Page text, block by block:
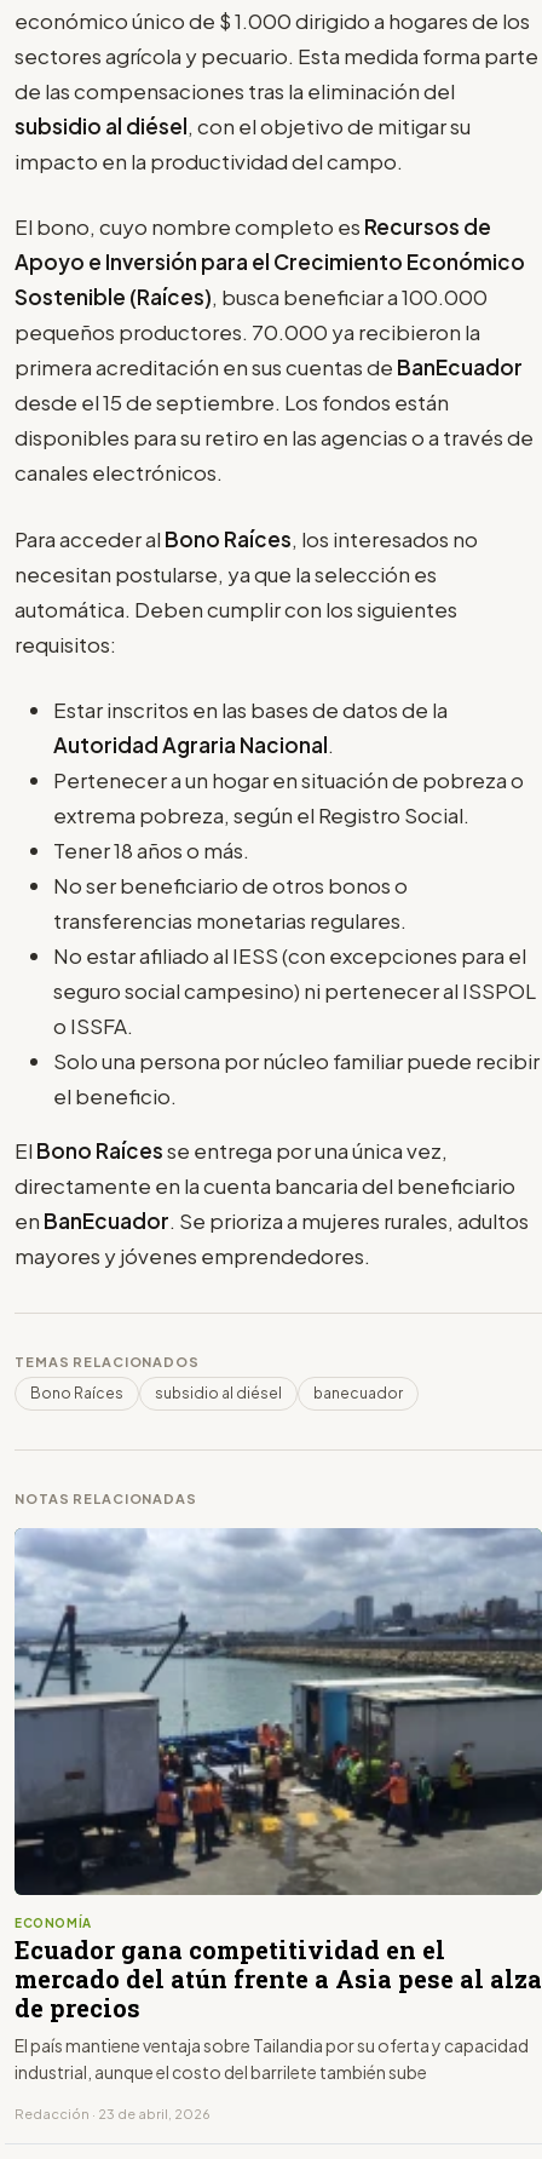
económico único de $ 1.000 dirigido a hogares de los
sectores agrícola y pecuario. Esta medida forma parte
de las compensaciones tras la eliminación del
subsidio al diésel, con el objetivo de mitigar su
impacto en la productividad del campo.
El bono, cuyo nombre completo es Recursos de
Apoyo e Inversión para el Crecimiento Económico
Sostenible (Raíces), busca beneficiar a 100.000
pequeños productores. 70.000 ya recibieron la
primera acreditación en sus cuentas de BanEcuador
desde el 15 de septiembre. Los fondos están
disponibles para su retiro en las agencias o a través de
canales electrónicos.
Para acceder al Bono Raíces, los interesados no
necesitan postularse, ya que la selección es
automática. Deben cumplir con los siguientes
requisitos:
Estar inscritos en las bases de datos de la
Autoridad Agraria Nacional.
Pertenecer a un hogar en situación de pobreza o
extrema pobreza, según el Registro Social.
Tener 18 años o más.
No ser beneficiario de otros bonos o
transferencias monetarias regulares.
No estar afiliado al IESS (con excepciones para el
seguro social campesino) ni pertenecer al ISSPOL
o ISSFA.
Solo una persona por núcleo familiar puede recibir
el beneficio.
El Bono Raícesse entrega por una única vez,
directamente en la cuenta bancaria del beneficiario
en BanEcuador. Se prioriza a mujeres rurales, adultos
mayores y jóvenes emprendedores.
TEMAS RELACIONADOS
Bono Raíces subsidio al diésel banecuador
NOTAS RELACIONADAS
ECONOMÍA
Ecuador gana competitividad en el
mercado del atún frente a Asia pese al alza
de precios
El país mantiene ventaja sobre Tailandia por su oferta y capacidad
industrial, aunque el costo del barrilete también sube
Redacción · 23 de abril, 2026